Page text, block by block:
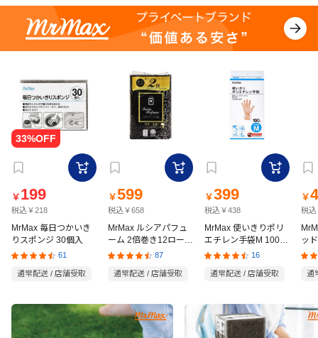
￥ 199
税込￥218
MrMax 毎日つかいき
りスポンジ 30個入
61
通常配送 / 店舗受取
￥599
税込￥658
MrMax ルシアパフュ
ーム 2倍巻き12ロール
ダブル
87
通常配送 / 店舗受取
￥399
税込￥438
MrMax 使いきりポリ
エチレン手袋M 100枚
入
16
通常配送 / 店舗受取
￥
税込
ッ
の
通